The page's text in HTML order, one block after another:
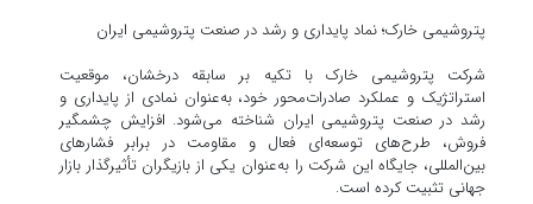
پتروشیمی خارک؛ نماد پایداری و رشد در صنعت پتروشیمی ایران
شرکت پتروشیمی خارک با تکیه بر سابقه درخشان، موقعیت
استراتژیک و عملکرد صادرات‌محور خود، به‌عنوان نمادی از پایداری و
رشد در صنعت پتروشیمی ایران شناخته می‌شود. افزایش چشمگیر
فروش، طرح‌های توسعه‌ای فعال و مقاومت در برابر فشارهای
بین‌المللی، جایگاه این شرکت را به‌عنوان یکی از بازیگران تأثیرگذار بازار
جهانی تثبیت کرده است.